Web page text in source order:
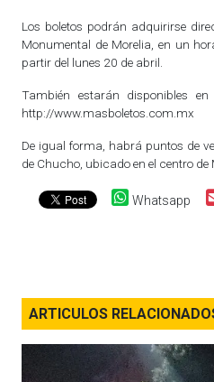
Los boletos podrán adquirirse
Monumental de Morelia, en un
partir del lunes 20 de abril.
También estarán disponibles
http://www.masboletos.com.mx
De igual forma, habrá puntos de
de Chucho, ubicado en el centro de
Whatsapp
ARTICULOS